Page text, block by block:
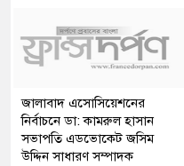
জালাবাদ এসোসিয়েশনের
নির্বাচনে ডা: কামরুল হাসান
সভাপতি এডভোকেট জসিম
উদ্দিন সাধারণ সম্পাদক